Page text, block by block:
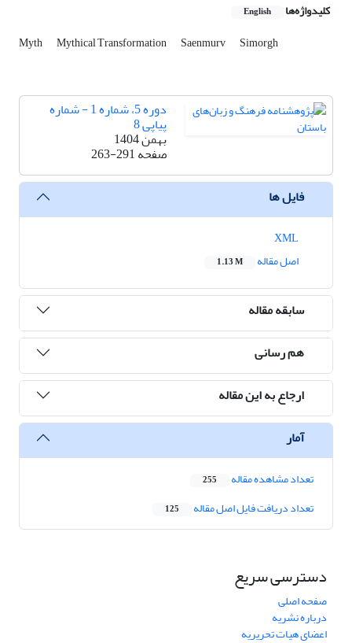
کلیدواژه‌ها English
Myth Mythical Transformation Saenmurv Simorgh
دوره 5، شماره 1 - شماره
پیاپی 8
بهمن 1404
صفحه263-291
فایل ها
اصل مقاله
1.13 M
سابقه مقاله
هم رسانی
ارجاع به این مقاله
آمار
تعداد مشاهده مقاله 255
تعداد دریافت فایل اصل مقاله 125
دسترسی سریع
صفحه اصلی
درباره نشریه
اعضای هیات تحریریه